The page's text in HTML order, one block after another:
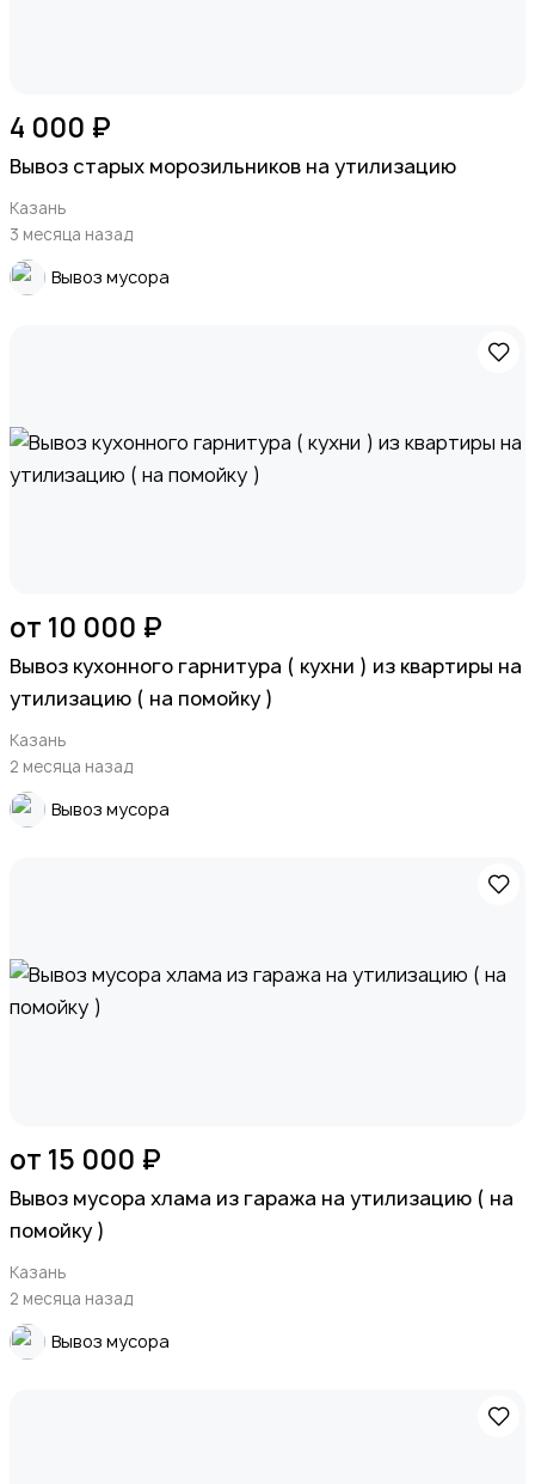
4 000 ₽
Вывоз старых морозильников на утилизацию
Казань
3 месяца назад
Вывоз мусора
от 10 000 ₽
Вывоз кухонного гарнитура ( кухни ) из квартиры на
утилизацию ( на помойку )
Казань
2 месяца назад
Вывоз мусора
от 15 000 ₽
Вывоз мусора хлама из гаража на утилизацию ( на
помойку )
Казань
2 месяца назад
Вывоз мусора